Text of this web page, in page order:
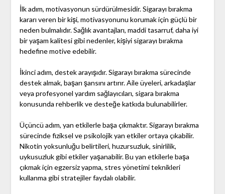
İlk adım, motivasyonun sürdürülmesidir. Sigarayı bırakma
kararı veren bir kişi, motivasyonunu korumak için güçlü bir
neden bulmalıdır. Sağlık avantajları, maddi tasarruf, daha iyi
bir yaşam kalitesi gibi nedenler, kişiyi sigarayı bırakma
hedefine motive edebilir.
İkinci adım, destek arayışıdır. Sigarayı bırakma sürecinde
destek almak, başarı şansını artırır. Aile üyeleri, arkadaşlar
veya profesyonel yardım sağlayıcıları, sigara bırakma
konusunda rehberlik ve desteğe katkıda bulunabilirler.
Üçüncü adım, yan etkilerle başa çıkmaktır. Sigarayı bırakma
sürecinde fiziksel ve psikolojik yan etkiler ortaya çıkabilir.
Nikotin yoksunluğu belirtileri, huzursuzluk, sinirlilik,
uykusuzluk gibi etkiler yaşanabilir. Bu yan etkilerle başa
çıkmak için egzersiz yapma, stres yönetimi teknikleri
kullanma gibi stratejiler faydalı olabilir.